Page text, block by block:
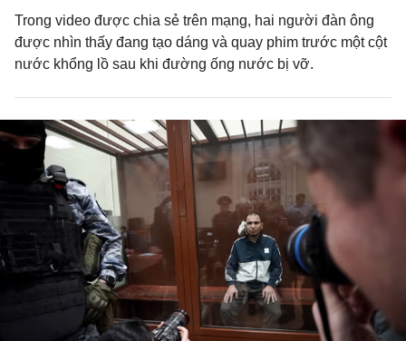
Trong video được chia sẻ trên mạng, hai người đàn ông
được nhìn thấy đang tạo dáng và quay phim trước một cột
nước khổng lồ sau khi đường ống nước bị vỡ.